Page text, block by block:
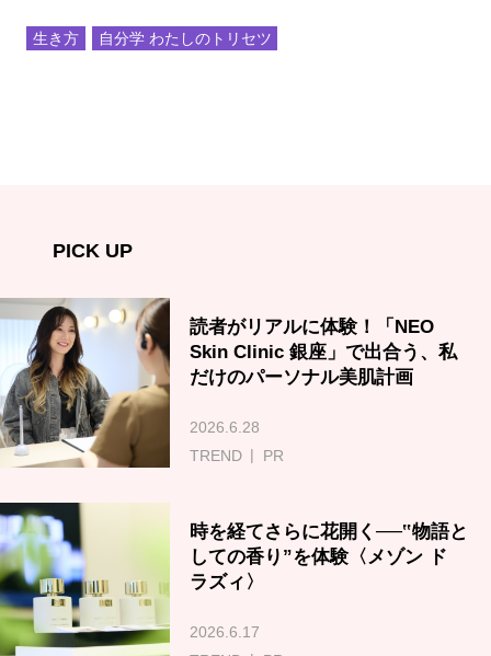
生き方 自分学 わたしのトリセツ
PICK UP
読者がリアルに体験！「NEO
Skin Clinic 銀座」で出合う、私
だけのパーソナル美肌計画
2026.6.28
TREND
PR
時を経てさらに花開く──‟物語と
しての香り”を体験〈メゾン ド
ラズィ〉
2026.6.17